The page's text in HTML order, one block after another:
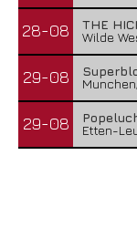
28-08
THE
Wilde
29-08
29-08
Etten-